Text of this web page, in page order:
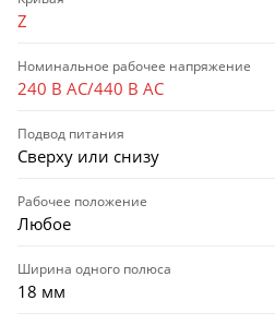
Z
Номинальное рабочее напряжение
240 В AC/440 В AC
Подвод питания
Сверху или снизу
Рабочее положение
Любое
Ширина одного полюса
18 мм